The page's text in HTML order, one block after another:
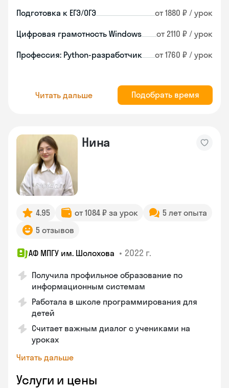
Подготовка к ЕГЭ/ОГЭ от 1880 ₽ / урок
Цифровая грамотность Windows от 2110 ₽ / урок
Профессия: Python-разработчик от 1760 ₽ / урок
Читать дальше Подобрать время
Нина
4.95 от 1084 ₽ за урок
5 лет опыта
5 отзывов
АФ МПГУ им. Шолохова • 2022 г.
Получила профильное образование по
информационным системам
Работала в школе программирования для
детей
Считает важным диалог с учениками на
уроках
Читать дальше
Услуги и цены